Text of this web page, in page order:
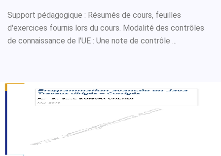
Support pédagogique : Résumés de cours, feuilles
d'exercices fournis lors du cours. Modalité des contrôles
de connaissance de l'UE : Une note de contrôle ...